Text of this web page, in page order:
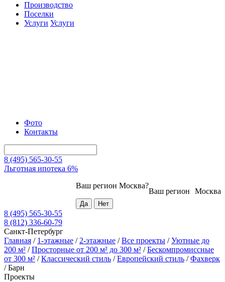
Производство
Поселки
Услуги Услуги
Фото
Контакты
8 (495) 565-30-55
Льготная ипотека 6%
Москва
Ваш регион
Ваш регион Москва?
8 (495) 565-30-55
8 (812) 336-60-79
Санкт-Петербург
Главная / 1-этажные / 2-этажные /Все проекты /Уютные до
200 м² /Просторные от 200 м² до 300 м² /Бескомпромиссные
от 300 м² /Классический стиль /Европейский стиль /Фахверк
/Барн
Проекты